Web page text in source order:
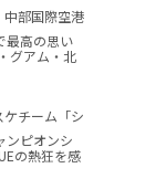
中部国際空港
最高の思い
グアム・北
ケチーム「シ
ンピオンシ
の熱狂を感